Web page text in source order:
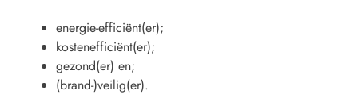
energie-efficiënt(er);
kostenefficiënt(er);
gezond(er) en;
(brand-)veilig(er).